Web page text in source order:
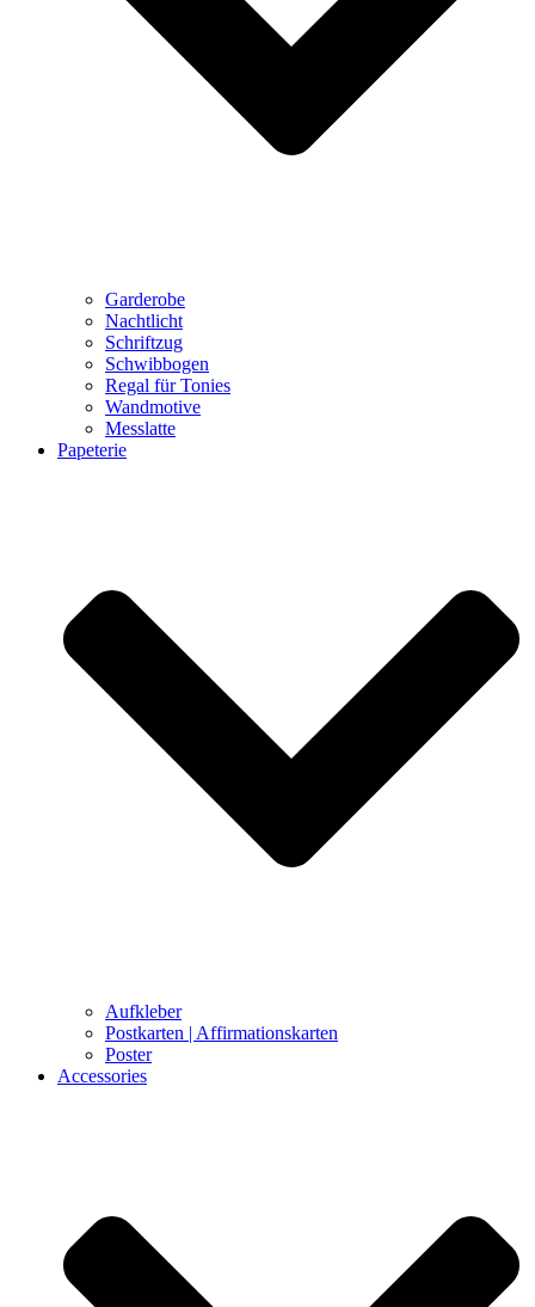
Garderobe
Nachtlicht
Schriftzug
Schwibbogen
Regal für Tonies
Wandmotive
Messlatte
Papeterie
Aufkleber
Postkarten | Affirmationskarten
Poster
Accessories